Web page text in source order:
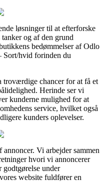
løsninger til at efterforske
og af den grund
bedømmelser af Odlo
Sort/hvid forinden du
chancer for at få et
Herinde ser vi
kunderne mulighed for at
service, hvilket også
kunders oplevelser.
Vi arbejder sammen
hvori vi annoncerer
godtgørelse under
website fuldfører en